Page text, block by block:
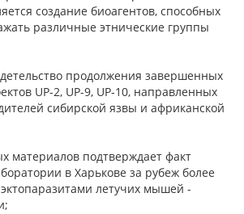
создание биоагентов, способных
различные этнические группы
продолжения завершенных
UP-2, UP-9, UP-10, направленных
сибирской язвы и африканской
материалов подтверждает факт
в Харькове за рубеж более
летучих мышей -